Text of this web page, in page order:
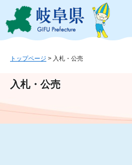
ジ
ュ
文
このページの本
トップページ > 入札・公売
入札・公売